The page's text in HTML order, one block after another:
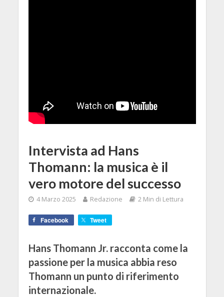
Intervista ad Hans
Thomann: la musica è il
vero motore del successo
4 Marzo 2025 Redazione 2 Min di Lettura
Facebook Tweet
Hans Thomann Jr. racconta come la
passione per la musica abbia reso
Thomann un punto di riferimento
internazionale.